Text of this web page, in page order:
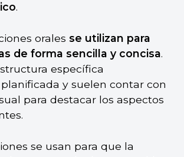
.
orales se utilizan para
de forma sencilla y concisa.
específica
y suelen contar con
para destacar los aspectos
se usan para que la